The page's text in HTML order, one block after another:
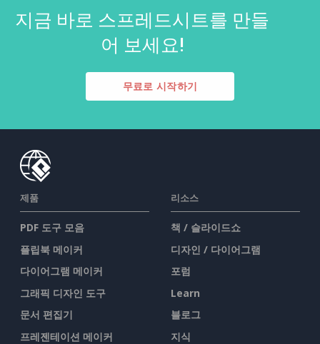
지금 바로 스프레드시트를 만들
어 보세요!
무료로 시작하기
제품
PDF 도구 모음
플립북 메이커
다이어그램 메이커
그래픽 디자인 도구
문서 편집기
프레젠테이션 메이커
리소스
책 / 슬라이드쇼
디자인 / 다이어그램
포럼
Learn
블로그
지식